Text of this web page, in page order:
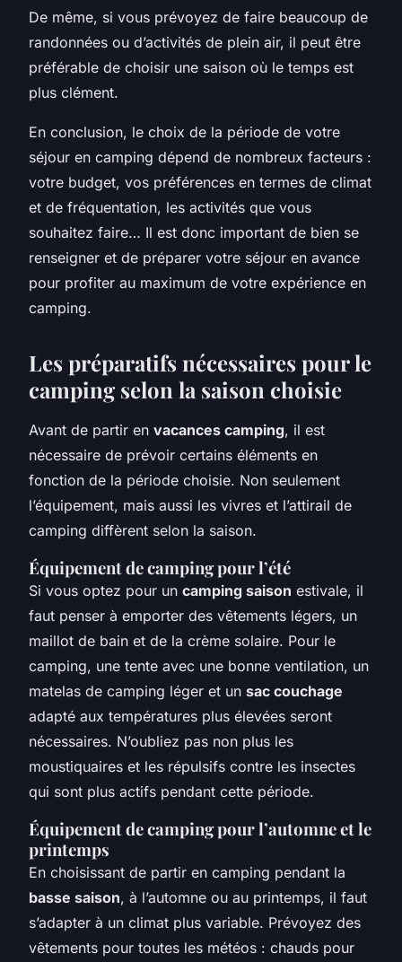
De même, si vous prévoyez de faire beaucoup de
randonnées ou d’activités de plein air, il peut être
préférable de choisir une saison où le temps est
plus clément.
En conclusion, le choix de la période de votre
séjour en camping dépend de nombreux facteurs :
votre budget, vos préférences en termes de climat
et de fréquentation, les activités que vous
souhaitez faire… Il est donc important de bien se
renseigner et de préparer votre séjour en avance
pour profiter au maximum de votre expérience en
camping.
Les préparatifs nécessaires pour le
camping selon la saison choisie
Avant de partir en vacances camping, il est
nécessaire de prévoir certains éléments en
fonction de la période choisie. Non seulement
l’équipement, mais aussi les vivres et l’attirail de
camping diffèrent selon la saison.
Équipement de camping pour l’été
Si vous optez pour un camping saison estivale, il
faut penser à emporter des vêtements légers, un
maillot de bain et de la crème solaire. Pour le
camping, une tente avec une bonne ventilation, un
matelas de camping léger et un sac couchage
adapté aux températures plus élevées seront
nécessaires. N’oubliez pas non plus les
moustiquaires et les répulsifs contre les insectes
qui sont plus actifs pendant cette période.
Équipement de camping pour l’automne et le
printemps
En choisissant de partir en camping pendant la
basse saison, à l’automne ou au printemps, il faut
s’adapter à un climat plus variable. Prévoyez des
vêtements pour toutes les météos : chauds pour